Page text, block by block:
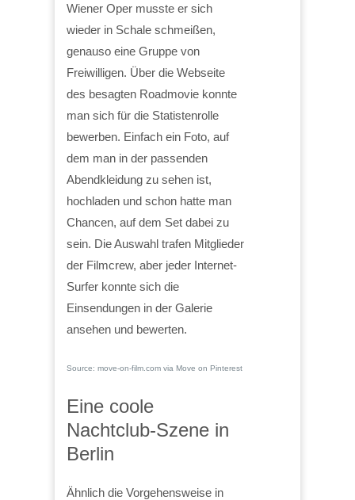
Wiener Oper musste er sich
wieder in Schale schmeißen,
genauso eine Gruppe von
Freiwilligen. Über die Webseite
des besagten Roadmovie konnte
man sich für die Statistenrolle
bewerben. Einfach ein Foto, auf
dem man in der passenden
Abendkleidung zu sehen ist,
hochladen und schon hatte man
Chancen, auf dem Set dabei zu
sein. Die Auswahl trafen Mitglieder
der Filmcrew, aber jeder Internet-
Surfer konnte sich die
Einsendungen in der Galerie
ansehen und bewerten.
Source: move-on-film.com via Move on Pinterest
Eine coole
Nachtclub-Szene in
Berlin
Ähnlich die Vorgehensweise in